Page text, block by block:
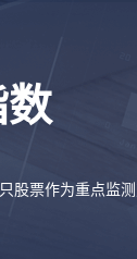
票作为重点监测